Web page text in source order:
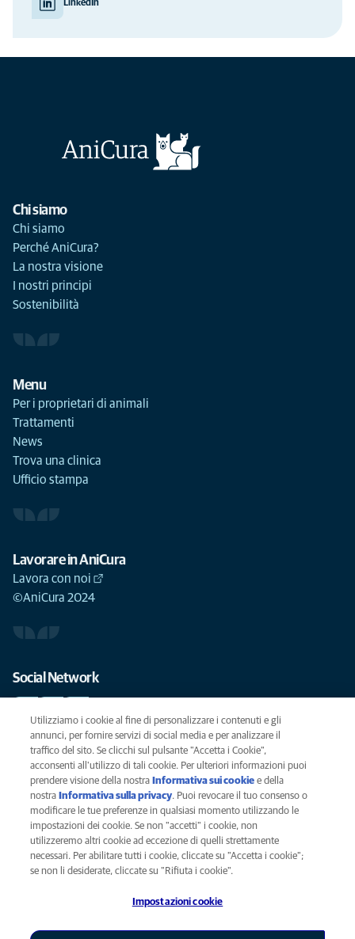
LinkedIn
Chi siamo
Chi siamo
Perché AniCura?
La nostra visione
I nostri principi
Sostenibilità
Menu
Per i proprietari di animali
Trattamenti
News
Trova una clinica
Ufficio stampa
Lavorare in AniCura
Lavora con noi
©AniCura 2024
Social Network
Le migliori cure per il vostro animale domestico
SCRIVICI
info@anicura.it
Privacy
Legal
Utilizziamo i cookie al fine di personalizzare i contenuti e gli
annunci, per fornire servizi di social media e per analizzare il
traffico del sito. Se clicchi sul pulsante "Accetta i Cookie",
acconsenti all'utilizzo di tali cookie. Per ulteriori informazioni puoi
prendere visione della nostra Informativa sui cookie (opens in a new
tab)
e della
nostra Informativa sulla privacy(opens in a new tab)
. Puoi revocare il tuo consenso o
modificare le tue preferenze in qualsiasi momento utilizzando le
impostazioni dei cookie. Se non "accetti" i cookie, non
utilizzeremo altri cookie ad eccezione di quelli strettamente
necessari. Per abilitare tutti i cookie, cliccate su "Accetta i cookie";
se non li desiderate, cliccate su "Rifiuta i cookie".
Impostazioni cookie